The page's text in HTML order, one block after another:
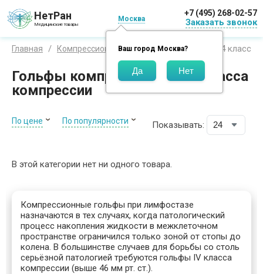
НетРан
Медицинские товары
Москва
Ваш город Москва?
+7 (495) 268-02-57
Заказать звонок
Главная Компрессионный трикотаж Гольфы 4 класс
Гольфы компрессионные 4 класса
компрессии
По цене По популярности Показывать:
В этой категории нет ни одного товара.
Компрессионные гольфы при лимфостазе
назначаются в тех случаях, когда патологический
процесс накопления жидкости в межклеточном
пространстве ограничился только зоной от стопы до
колена. В большинстве случаев для борьбы со столь
серьёзной патологией требуются гольфы IV класса
компрессии (выше 46 мм рт. ст.).